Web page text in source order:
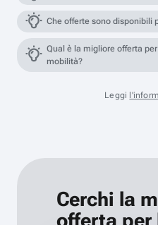
Che offerte sono disponibili
Qual è la migliore offerta
mobilità?
Leggi
Cerchi la
offerta per